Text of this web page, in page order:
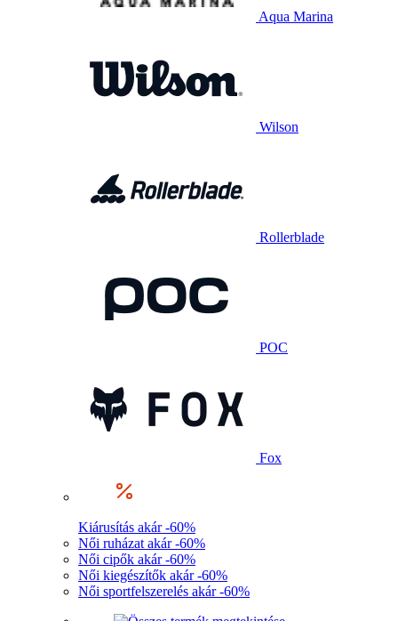
Aqua Marina
Wilson
Rollerblade
POC
Fox
Kiárusítás akár -60%
Női ruházat akár -60%
Női cipők akár -60%
Női kiegészítők akár -60%
Női sportfelszerelés akár -60%